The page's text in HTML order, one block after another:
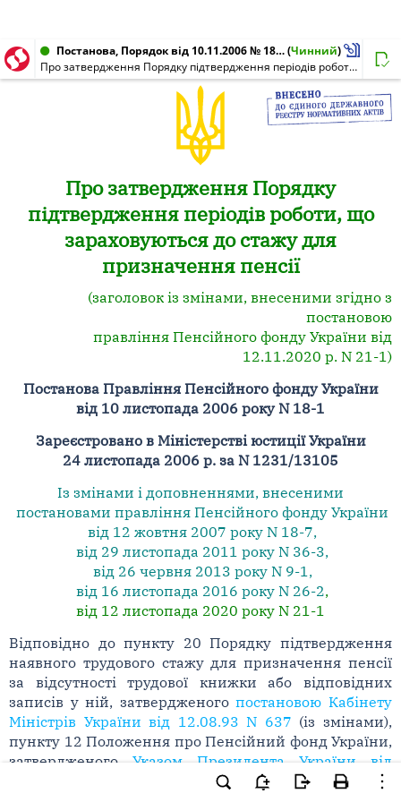
Постанова, Порядок від 10.11.2006 № 18-1(Чинний)
Про затвердження Порядку підтвердження періодів роботи, що зараховуються до стажу для призначення пенсії